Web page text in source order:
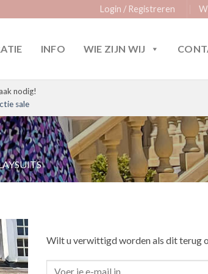
Login / Registreren
INFO WIE ZIJN WIJ
nodig!
sale
Wilt u verwittigd worden als dit terug